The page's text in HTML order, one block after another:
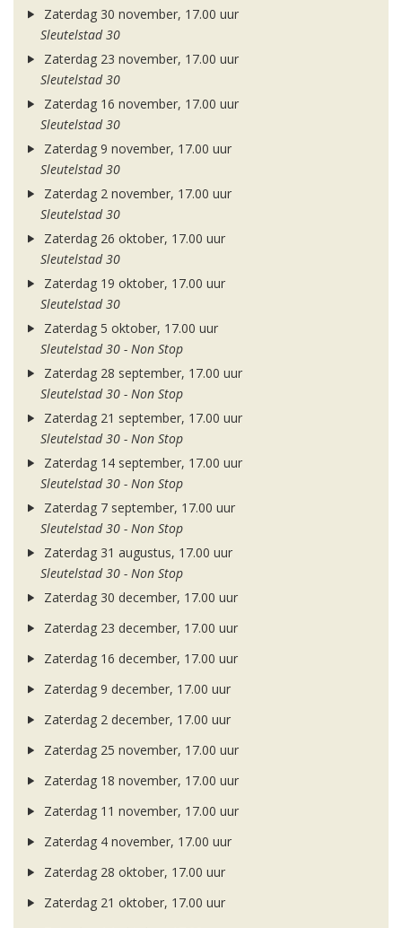
Zaterdag 30 november, 17.00 uur
Sleutelstad 30
Zaterdag 23 november, 17.00 uur
Sleutelstad 30
Zaterdag 16 november, 17.00 uur
Sleutelstad 30
Zaterdag 9 november, 17.00 uur
Sleutelstad 30
Zaterdag 2 november, 17.00 uur
Sleutelstad 30
Zaterdag 26 oktober, 17.00 uur
Sleutelstad 30
Zaterdag 19 oktober, 17.00 uur
Sleutelstad 30
Zaterdag 5 oktober, 17.00 uur
Sleutelstad 30 - Non Stop
Zaterdag 28 september, 17.00 uur
Sleutelstad 30 - Non Stop
Zaterdag 21 september, 17.00 uur
Sleutelstad 30 - Non Stop
Zaterdag 14 september, 17.00 uur
Sleutelstad 30 - Non Stop
Zaterdag 7 september, 17.00 uur
Sleutelstad 30 - Non Stop
Zaterdag 31 augustus, 17.00 uur
Sleutelstad 30 - Non Stop
Zaterdag 30 december, 17.00 uur
Zaterdag 23 december, 17.00 uur
Zaterdag 16 december, 17.00 uur
Zaterdag 9 december, 17.00 uur
Zaterdag 2 december, 17.00 uur
Zaterdag 25 november, 17.00 uur
Zaterdag 18 november, 17.00 uur
Zaterdag 11 november, 17.00 uur
Zaterdag 4 november, 17.00 uur
Zaterdag 28 oktober, 17.00 uur
Zaterdag 21 oktober, 17.00 uur